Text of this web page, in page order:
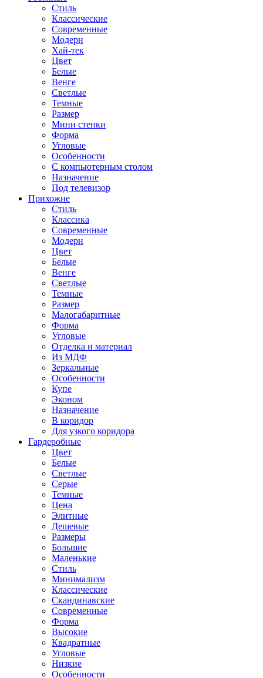
Стиль
Классические
Современные
Модерн
Хай-тек
Цвет
Белые
Венге
Светлые
Темные
Размер
Мини стенки
Форма
Угловые
Особенности
С компьютерным столом
Назначение
Под телевизор
Прихожие
Стиль
Классика
Современные
Модерн
Цвет
Белые
Венге
Светлые
Темные
Размер
Малогабаритные
Форма
Угловые
Отделка и материал
Из МДФ
Зеркальные
Особенности
Купе
Эконом
Назначение
В коридор
Для узкого коридора
Гардеробные
Цвет
Белые
Светлые
Серые
Темные
Цена
Элитные
Дешевые
Размеры
Большие
Маленькие
Стиль
Минимализм
Классические
Скандинавские
Современные
Форма
Высокие
Квадратные
Угловые
Низкие
Особенности